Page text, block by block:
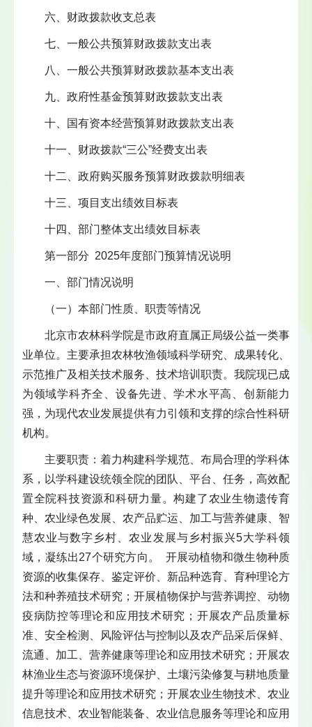
六、财政拨款收支总表
七、一般公共预算财政拨款支出表
八、一般公共预算财政拨款基本支出表
九、政府性基金预算财政拨款支出表
十、国有资本经营预算财政拨款支出表
十一、财政拨款“三公”经费支出表
十二、政府购买服务预算财政拨款明细表
十三、项目支出绩效目标表
十四、部门整体支出绩效目标表
第一部分 2025年度部门预算情况说明
一、部门情况说明
（一）本部门性质、职责等情况
北京市农林科学院是市政府直属正局级公益一类事
业单位。主要承担农林牧渔领域科学研究、成果转化、
示范推广及相关技术服务、技术培训职责。我院现已成
为领域学科齐全、设备先进、学术水平高、创新能力
强，为现代农业发展提供有力引领和支撑的综合性科研
机构。
主要职责：着力构建科学规范、布局合理的学科体
系，以学科建设统领全院的团队、平台、任务，高效配
置全院科技资源和科研力量。构建了农业生物遗传育
种、农业绿色发展、农产品贮运、加工与营养健康、智
慧农业与数字乡村、农业发展与乡村振兴5大学科领
域，凝练出27个研究方向。 开展动植物和微生物种质
资源的收集保存、鉴定评价、新品种选育、育种理论方
法和种养殖技术研究；开展植物保护与营养调控、动物
疫病防控等理论和应用技术研究；开展农产品质量标
准、安全检测、风险评估与控制以及农产品采后保鲜、
流通、加工、营养健康等理论和应用技术研究；开展农
林渔业生态与资源环境保护、土壤污染修复与耕地质量
提升等理论和应用技术研究；开展农业生物技术、农业
信息技术、农业智能装备、农业信息服务等理论和应用